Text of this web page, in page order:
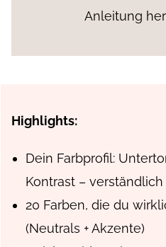
Anleitung
Highlights:
Dein Farbprofil:
Kontrast –
20 Farben, die du
(Neutrals + Akzente)